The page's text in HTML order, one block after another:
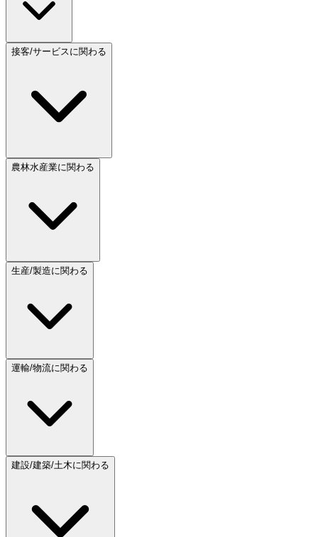
接客/サービスに関わる
農林水産業に関わる
生産/製造に関わる
運輸/物流に関わる
建設/建築/土木に関わる